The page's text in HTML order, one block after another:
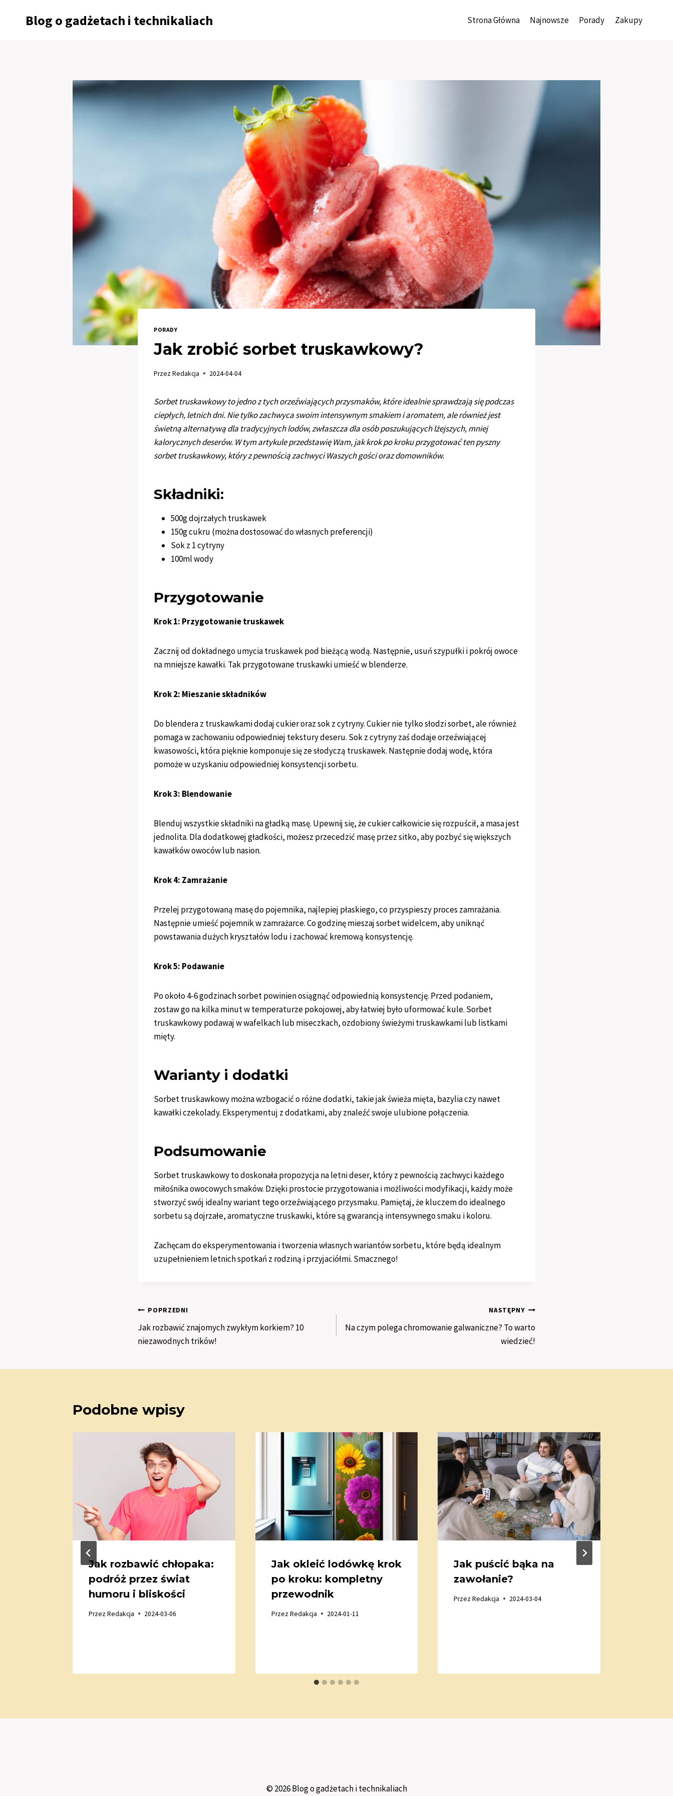
Blog o gadżetach i technikaliach Strona Główna Najnowsze Porady Zakupy
PORADY
Jak zrobić sorbet truskawkowy?
PrzezRedakcja 2024-04-04
Sorbet truskawkowy to jedno z tych orzeźwiających przysmaków, które idealnie sprawdzają się podczas
ciepłych, letnich dni. Nie tylko zachwyca swoim intensywnym smakiem i aromatem, ale również jest
świetną alternatywą dla tradycyjnych lodów, zwłaszcza dla osób poszukujących lżejszych, mniej
kalorycznych deserów. W tym artykule przedstawię Wam, jak krok po kroku przygotować ten pyszny
sorbet truskawkowy, który z pewnością zachwyci Waszych gości oraz domowników.
Składniki:
500g dojrzałych truskawek
150g cukru (można dostosować do własnych preferencji)
Sok z 1 cytryny
100ml wody
Przygotowanie
Krok 1: Przygotowanie truskawek
Zacznij od dokładnego umycia truskawek pod bieżącą wodą. Następnie, usuń szypułki i pokrój owoce
na mniejsze kawałki. Tak przygotowane truskawki umieść w blenderze.
Krok 2: Mieszanie składników
Do blendera z truskawkami dodaj cukier oraz sok z cytryny. Cukier nie tylko słodzi sorbet, ale również
pomaga w zachowaniu odpowiedniej tekstury deseru. Sok z cytryny zaś dodaje orzeźwiającej
kwasowości, która pięknie komponuje się ze słodyczą truskawek. Następnie dodaj wodę, która
pomoże w uzyskaniu odpowiedniej konsystencji sorbetu.
Krok 3: Blendowanie
Blenduj wszystkie składniki na gładką masę. Upewnij się, że cukier całkowicie się rozpuścił, a masa jest
jednolita. Dla dodatkowej gładkości, możesz przecedzić masę przez sitko, aby pozbyć się większych
kawałków owoców lub nasion.
Krok 4: Zamrażanie
Przelej przygotowaną masę do pojemnika, najlepiej płaskiego, co przyspieszy proces zamrażania.
Następnie umieść pojemnik w zamrażarce. Co godzinę mieszaj sorbet widelcem, aby uniknąć
powstawania dużych kryształów lodu i zachować kremową konsystencję.
Krok 5: Podawanie
Po około 4-6 godzinach sorbet powinien osiągnąć odpowiednią konsystencję. Przed podaniem,
zostaw go na kilka minut w temperaturze pokojowej, aby łatwiej było uformować kule. Sorbet
truskawkowy podawaj w wafelkach lub miseczkach, ozdobiony świeżymi truskawkami lub listkami
mięty.
Warianty i dodatki
Sorbet truskawkowy można wzbogacić o różne dodatki, takie jak świeża mięta, bazylia czy nawet
kawałki czekolady. Eksperymentuj z dodatkami, aby znaleźć swoje ulubione połączenia.
Podsumowanie
Sorbet truskawkowy to doskonała propozycja na letni deser, który z pewnością zachwyci każdego
miłośnika owocowych smaków. Dzięki prostocie przygotowania i możliwości modyfikacji, każdy może
stworzyć swój idealny wariant tego orzeźwiającego przysmaku. Pamiętaj, że kluczem do idealnego
sorbetu są dojrzałe, aromatyczne truskawki, które są gwarancją intensywnego smaku i koloru.
Zachęcam do eksperymentowania i tworzenia własnych wariantów sorbetu, które będą idealnym
uzupełnieniem letnich spotkań z rodziną i przyjaciółmi. Smacznego!
Nawigacja
wpisu
POPRZEDNI
Jak rozbawić znajomych zwykłym korkiem? 10
niezawodnych trików!
NASTĘPNY
Na czym polega chromowanie galwaniczne? To warto
wiedzieć!
Podobne wpisy
Jak rozbawić chłopaka:
podróż przez świat
humoru i bliskości
PrzezRedakcja 2024-03-06
Jak okleić lodówkę krok
po kroku: kompletny
przewodnik
PrzezRedakcja 2024-01-11
Jak puścić bąka na
zawołanie?
Przez Redakcja 2024-03-04
© 2026 Blog o gadżetach i technikaliach